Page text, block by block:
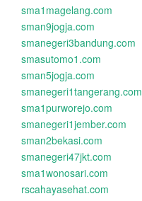
sma1magelang.com
sman9jogja.com
smanegeri3bandung.com
smasutomo1.com
sman5jogja.com
smanegeri1tangerang.com
sma1purworejo.com
smanegeri1jember.com
sman2bekasi.com
smanegeri47jkt.com
sma1wonosari.com
rscahayasehat.com